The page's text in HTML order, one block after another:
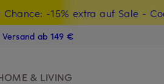
Chance: -15% extra auf Sale -
Willkommensgutschein mit
ab 149 €
& LIVING